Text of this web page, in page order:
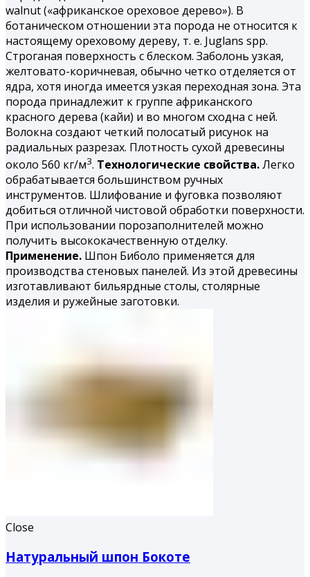
walnut («африканское ореховое дерево»). В
ботаническом отношении эта порода не относится к
настоящему ореховому дереву, т. е. Juglans spp.
Строганая поверхность с блеском. Заболонь узкая,
желтовато-коричневая, обычно четко отделяется от
ядра, хотя иногда имеется узкая переходная зона. Эта
порода принадлежит к группе африканского
красного дерева (кайи) и во многом сходна с ней.
Волокна создают четкий полосатый рисунок на
радиальных разрезах. Плотность сухой древесины
около 560 кг/м3. Технологические свойства.Легко
обрабатывается большинством ручных
инструментов. Шлифование и фуговка позволяют
добиться отличной чистовой обработки поверхности.
При использовании порозаполнителей можно
получить высококачественную отделку.
Применение. Шпон Биболо применяется для
производства стеновых панелей. Из этой древесины
изготавливают бильярдные столы, столярные
изделия и ружейные заготовки.
Close
Натуральный шпон Бокоте